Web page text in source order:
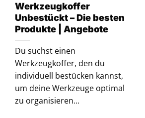
Werkzeugkoffer
Unbestückt – Die besten
Produkte | Angebote
Du suchst einen
Werkzeugkoffer, den du
individuell bestücken kannst,
um deine Werkzeuge optimal
zu organisieren...